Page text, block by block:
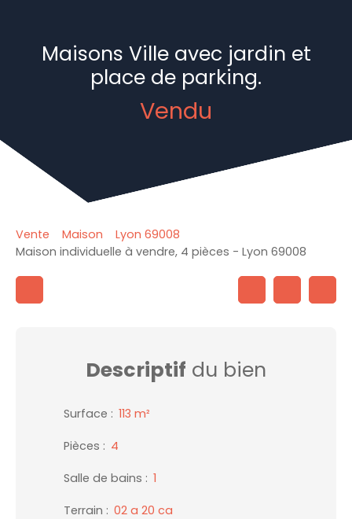
Maisons Ville avec jardin et
place de parking.
Vendu
Vente Maison
Lyon 69008
Maison individuelle à vendre, 4 pièces - Lyon 69008
Descriptif du bien
Surface : 113 m²
Pièces : 4
Salle de bains : 1
Terrain : 02 a 20 ca